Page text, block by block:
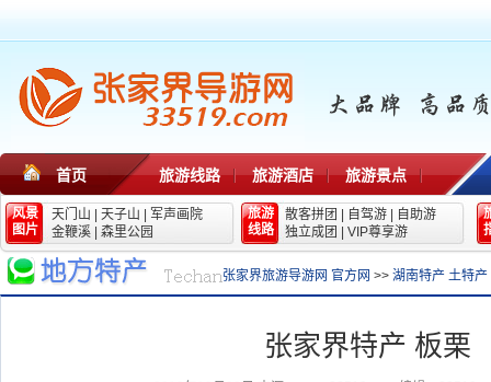
首页 旅游线路 旅游酒店 旅游景点
风景
图片
天门山 天子山
军声画院
金鞭溪
森里公园
旅游
线路
散客拼团 自驾游
自助游
独立成团
VIP尊享游
张家界旅游导游网 官方网 >> 湖南特产 土特
张家界特产 板栗